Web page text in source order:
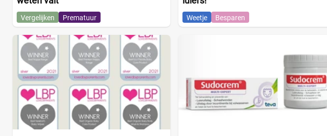
Vergelijken Prematuur Weetje Besparen